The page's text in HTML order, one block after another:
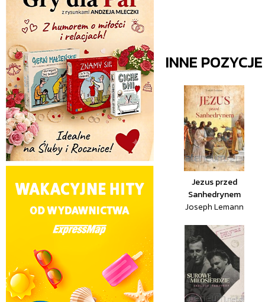
INNE
Jezus przed
Sanhedrynem
Joseph Lemann